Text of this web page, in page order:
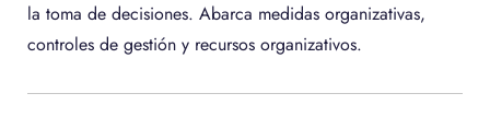
la toma de decisiones. Abarca medidas organizativas,
controles de gestión y recursos organizativos.